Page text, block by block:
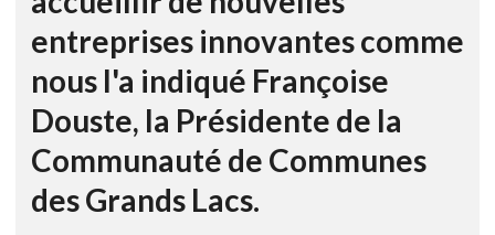
entreprises innovantes comme
nous l'a indiqué Françoise
Douste, la Présidente de la
Communauté de Communes
des Grands Lacs.